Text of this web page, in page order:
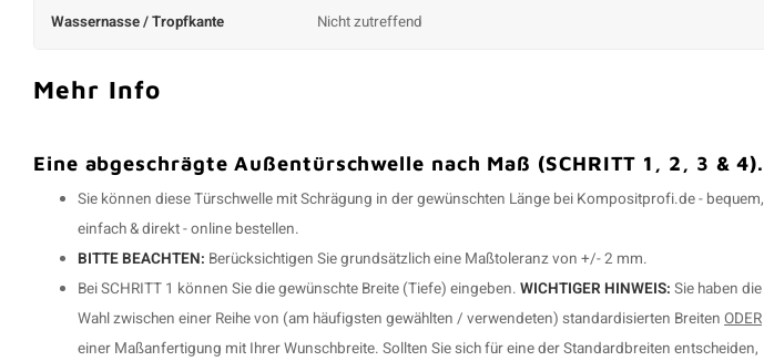
Wassernasse / Tropfkante Nicht zutreffend
Mehr Info
Eine abgeschrägte Außentürschwelle nach Maß (SCHRITT 1, 2, 3 & 4).
Sie können diese Türschwelle mit Schrägung in der gewünschten Länge bei Kompositprofi.de - bequem,
einfach & direkt - online bestellen.
BITTE BEACHTEN: Berücksichtigen Sie grundsätzlich eine Maßtoleranz von +/- 2 mm.
Bei SCHRITT 1 können Sie die gewünschte Breite (Tiefe) eingeben. WICHTIGER HINWEIS: Sie haben die
Wahl zwischen einer Reihe von (am häufigsten gewählten / verwendeten) standardisierten Breiten ODER
einer Maßanfertigung mit Ihrer Wunschbreite. Sollten Sie sich für eine der Standardbreiten entscheiden,